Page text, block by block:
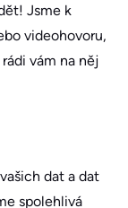
Jsme k
videohovoru,
vám na něj
dat a dat
spolehlivá